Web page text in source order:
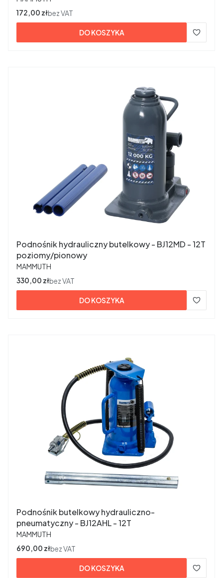
Cena
172,00 złbez VAT
DO KOSZYKA
Podnośnik hydrauliczny butelkowy - BJ12MD - 12T
poziomy/pionowy
PRODUCENT
MAMMUTH
Cena
330,00 złbez VAT
DO KOSZYKA
Podnośnik butelkowy hydrauliczno-
pneumatyczny - BJ12AHL - 12T
PRODUCENT
MAMMUTH
Cena
690,00 złbez VAT
DO KOSZYKA